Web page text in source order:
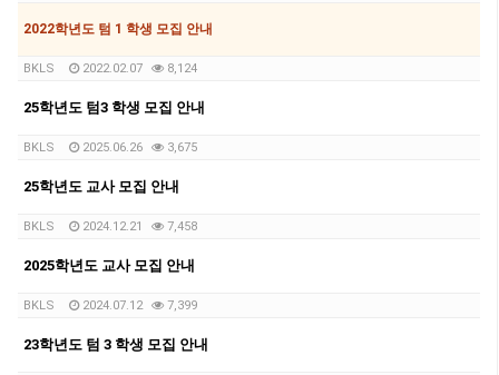
2022학년도 텀 1 학생 모집 안내
BKLS 2022.02.07 8,124
25학년도 텀3 학생 모집 안내
BKLS 2025.06.26 3,675
25학년도 교사 모집 안내
BKLS 2024.12.21 7,458
2025학년도 교사 모집 안내
BKLS 2024.07.12 7,399
23학년도 텀 3 학생 모집 안내